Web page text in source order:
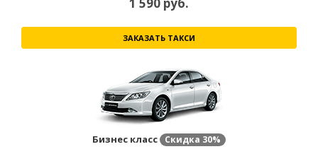
ЗАКАЗАТЬ ТАКСИ
Бизнес класс Скидка 30%